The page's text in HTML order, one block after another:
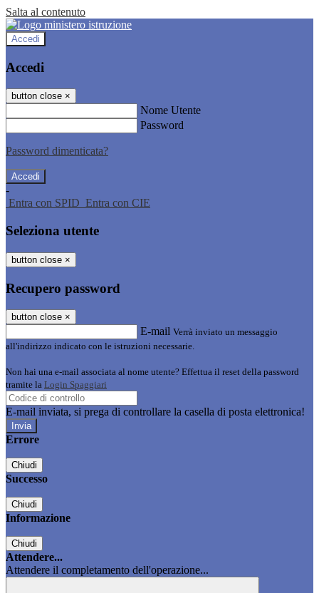
Salta al contenuto
Accedi
Accedi
button close ×
Nome Utente
Password
Password dimenticata?
-
Entra con SPID Entra con CIE
Seleziona utente
button close ×
Recupero password
button close ×
E-mail Verrà inviato un messaggio
all'indirizzo indicato con le istruzioni necessarie.
Non hai una e-mail associata al nome utente? Effettua il reset della password
tramite la Login Spaggiari
E-mail inviata, si prega di controllare la casella di posta elettronica!
Errore
Chiudi
Successo
Chiudi
Informazione
Chiudi
Attendere...
Attendere il completamento dell'operazione...